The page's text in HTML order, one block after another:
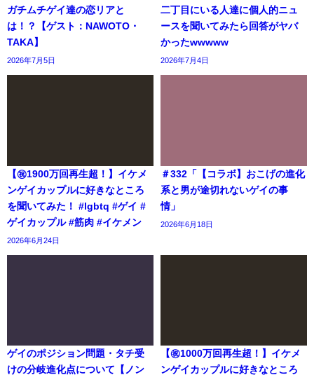
ガチムチゲイ達の恋リアと
は！？【ゲスト：NAWOTO・
TAKA】
2026年7月5日
二丁目にいる人達に個人的ニュ
ースを聞いてみたら回答がヤバ
かったwwwww
2026年7月4日
【㊗️1900万回再生超！】イケメ
ンゲイカップルに好きなところ
を聞いてみた！ #lgbtq #ゲイ #
ゲイカップル #筋肉 #イケメン
2026年6月24日
＃332「【コラボ】おこげの進化
系と男が途切れないゲイの事
情」
2026年6月18日
ゲイのポジション問題・タチ受
けの分岐進化点について【ノン
【㊗️1000万回再生超！】イケメ
ンゲイカップルに好きなところ